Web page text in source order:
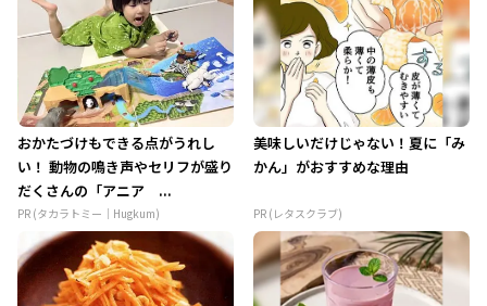
おかたづけもできる点がうれし
い！ 動物の鳴き声やセリフが盛り
だくさんの「アニア ...
PR (タカラトミー｜Hugkum)
美味しいだけじゃない！夏に「み
かん」がおすすめな理由
PR (レタスクラブ)